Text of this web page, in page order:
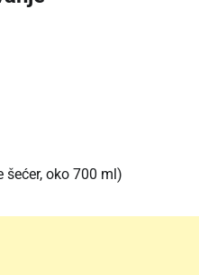
šećer, oko 700 ml)